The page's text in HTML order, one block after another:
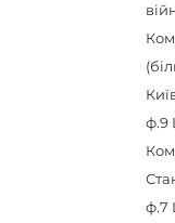
ф.9
ф.7